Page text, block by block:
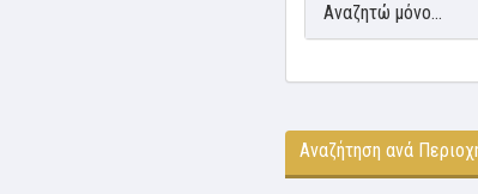
Αναζητώ μόνο...
Αναζήτηση ανά